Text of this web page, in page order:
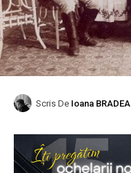
Scris De Ioana BRADEA